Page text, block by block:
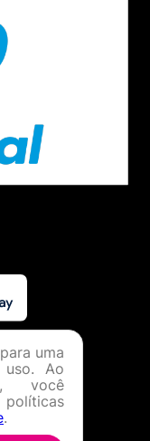
uma
uso. Ao
você
.